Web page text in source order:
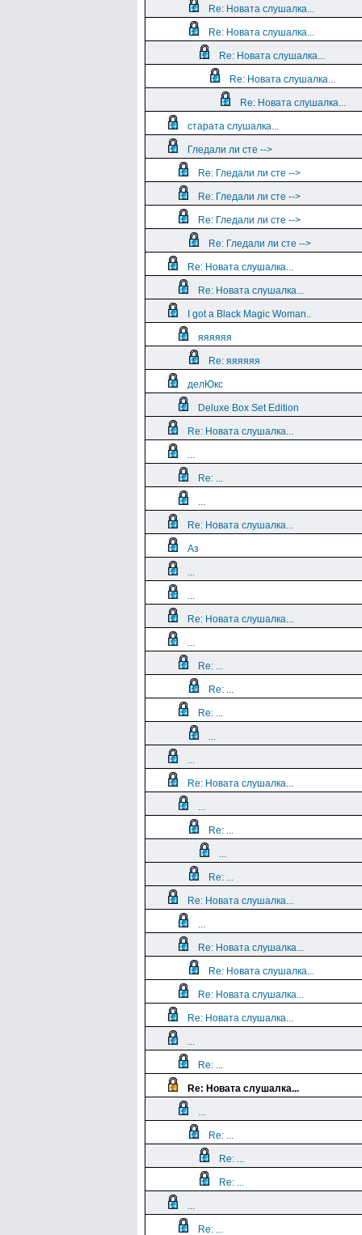
Re: Новата слушалка...
Re: Новата слушалка...
Re: Новата слушалка...
Re: Новата слушалка...
Re: Новата слушалка...
старата слушалка...
Гледали ли сте -->
Re: Гледали ли сте -->
Re: Гледали ли сте -->
Re: Гледали ли сте -->
Re: Гледали ли сте -->
Re: Новата слушалка...
Re: Новата слушалка...
I got a Black Magic Woman..
яяяяяя
Re: яяяяяя
делЮкс
Deluxe Box Set Edition
Re: Новата слушалка...
...
Re: ...
...
Re: Новата слушалка...
Аз
...
...
Re: Новата слушалка...
...
Re: ...
Re: ...
Re: ...
...
...
Re: Новата слушалка...
...
Re: ...
...
Re: ...
Re: Новата слушалка...
...
Re: Новата слушалка...
Re: Новата слушалка...
Re: Новата слушалка...
Re: Новата слушалка...
...
Re: ...
Re: Новата слушалка...
...
Re: ...
Re: ...
Re: ...
...
Re: ...